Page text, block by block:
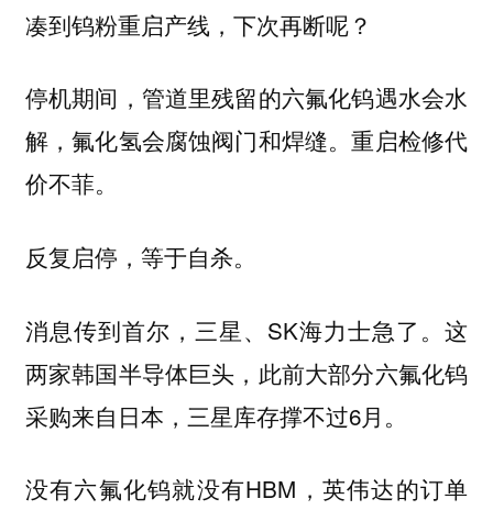
凑到钨粉重启产线，下次再断呢？
停机期间，管道里残留的六氟化钨遇水会水
解，氟化氢会腐蚀阀门和焊缝。重启检修代
价不菲。
反复启停，等于自杀。
消息传到首尔，三星、SK海力士急了。这
两家韩国半导体巨头，此前大部分六氟化钨
采购来自日本，三星库存撑不过6月。
没有六氟化钨就没有HBM，英伟达的订单